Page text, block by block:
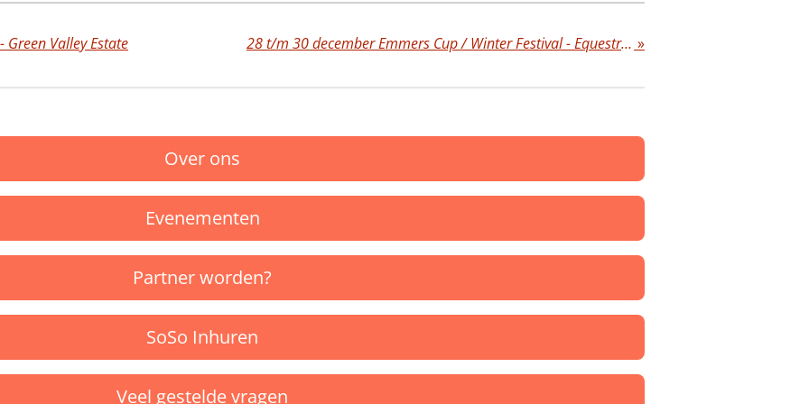
Valley Estate 28 t/m 30 december Emmers Cup / Winter Festival - Equestrian Centre de Peelbergen. »
Over ons
Evenementen
Partner worden?
SoSo Inhuren
Veel gestelde vragen